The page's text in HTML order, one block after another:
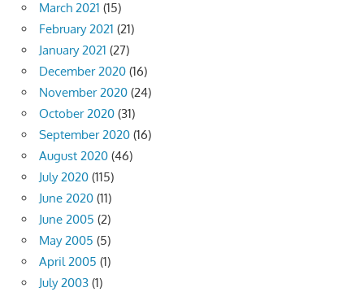
March 2021 (15)
February 2021 (21)
January 2021 (27)
December 2020 (16)
November 2020 (24)
October 2020 (31)
September 2020 (16)
August 2020 (46)
July 2020 (115)
June 2020 (11)
June 2005 (2)
May 2005 (5)
April 2005 (1)
July 2003 (1)